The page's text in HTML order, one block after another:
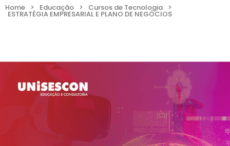
Home > Educação > Cursos de Tecnologia >
ESTRATÉGIA EMPRESARIAL E PLANO DE NEGÓCIOS